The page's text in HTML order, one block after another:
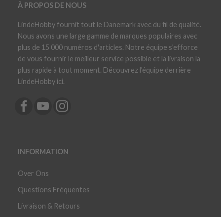
À PROPOS DE NOUS
LindeHobby fournit tout le Danemark avec du fil de qualité.
Nous avons une large gamme de marques populaires avec
plus de 15 000 numéros d'articles. Notre équipe s'efforce
de vous fournir le meilleur service possible et la livraison la
plus rapide à tout moment. Découvrez l'équipe derrière
LindeHobby ici.
INFORMATION
Over Ons
Questions Fréquentes
Livraison & Retours